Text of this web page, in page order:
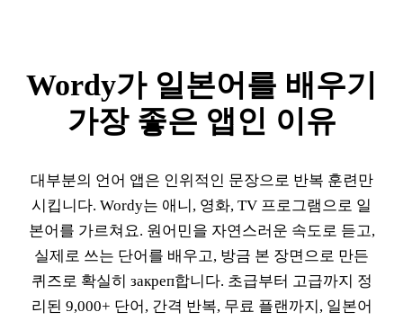
Wordy가 일본어를 배우기
가장 좋은 앱인 이유
대부분의 언어 앱은 인위적인 문장으로 반복 훈련만
시킵니다. Wordy는 애니, 영화, TV 프로그램으로 일
본어를 가르쳐요. 원어민을 자연스러운 속도로 듣고,
실제로 쓰는 단어를 배우고, 방금 본 장면으로 만든
퀴즈로 확실히 закреп합니다. 초급부터 고급까지 정
리된 9,000+ 단어, 간격 반복, 무료 플랜까지, 일본어